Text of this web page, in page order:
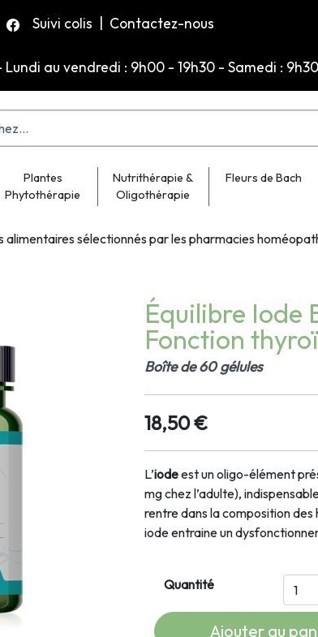
Suivi colis Contactez-nous
Lundi au vendredi : 9h00 - 19h30 - Samedi :
Plantes
Phytothérapie
Nutrithérapie &
Oligothérapie
Fleurs de Bach
sélectionnés par les pharmacies
Équilibre Iode
Fonction
Boîte de 60 gélules
18,50 €
L’iodeest un oligo-élément
mg chez l’adulte),
rentre dans la composition
iode entraine un
Quantité
Ajouter au